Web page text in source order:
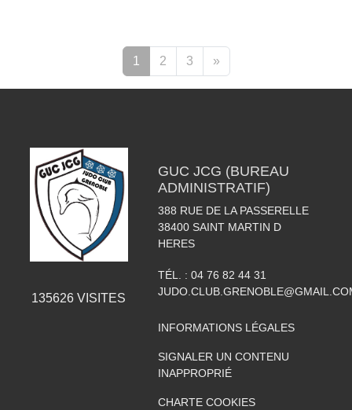
1 2 3 »
135626 VISITES
GUC JCG (BUREAU
ADMINISTRATIF)
388 RUE DE LA PASSERELLE
38400 SAINT MARTIN D
HERES
TÉL. : 04 76 82 44 31
INFORMATIONS LÉGALES
SIGNALER UN CONTENU
INAPPROPRIÉ
CHARTE COOKIES